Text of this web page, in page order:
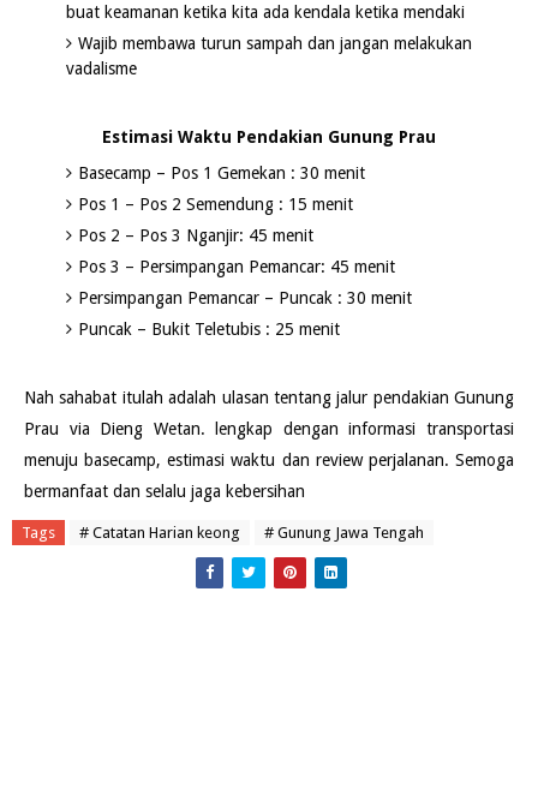
buat keamanan ketika kita ada kendala ketika mendaki
Wajib membawa turun sampah dan jangan melakukan
vadalisme
Estimasi Waktu Pendakian Gunung Prau
Basecamp – Pos 1 Gemekan : 30 menit
Pos 1 – Pos 2 Semendung : 15 menit
Pos 2 – Pos 3 Nganjir: 45 menit
Pos 3 – Persimpangan Pemancar: 45 menit
Persimpangan Pemancar – Puncak : 30 menit
Puncak – Bukit Teletubis : 25 menit
Nah sahabat itulah adalah ulasan tentang jalur pendakian Gunung
Prau via Dieng Wetan. lengkap dengan informasi transportasi
menuju basecamp, estimasi waktu dan review perjalanan. Semoga
bermanfaat dan selalu jaga kebersihan
Tags # Catatan Harian keong # Gunung Jawa Tengah